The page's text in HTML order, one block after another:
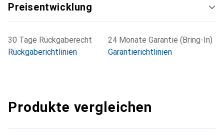
Preisentwicklung
30 Tage Rückgaberecht
Rückgaberichtlinien
24 Monate Garantie (Bring-In)
Garantierichtlinien
Produkte vergleichen